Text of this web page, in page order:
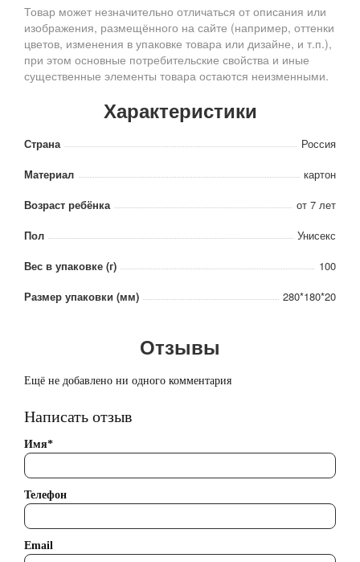
Товар может незначительно отличаться от описания или
изображения, размещённого на сайте (например, оттенки
цветов, изменения в упаковке товара или дизайне, и т.п.),
при этом основные потребительские свойства и иные
существенные элементы товара остаются неизменными.
Характеристики
Страна
Россия
Материал
картон
Возраст ребёнка
от 7 лет
Пол
Унисекс
Вес в упаковке (г)
100
Размер упаковки (мм)
280*180*20
Отзывы
Ещё не добавлено ни одного комментария
Написать отзыв
Имя*
Телефон
Email